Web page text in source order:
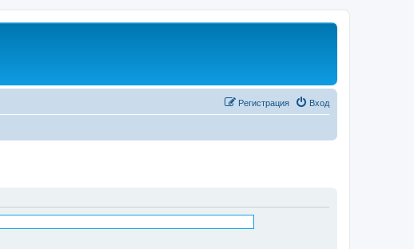
Вход
Регистрация